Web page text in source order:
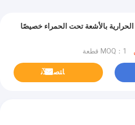
الحرارية بالأشعة تحت الحمراء خصيصًا
MOQ：1 قطعة
ﺎﺘﺼﻟ ﺍﻶﻧ